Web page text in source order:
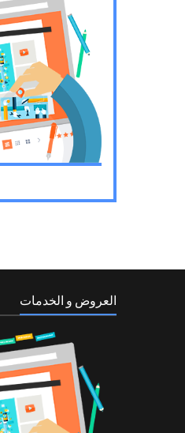
العروض و الخدمات